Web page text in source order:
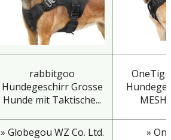
rabbitgoo
Hundegeschirr Grosse
Hunde mit Taktische...
MESH
» Globegou WZ Co. Ltd. »